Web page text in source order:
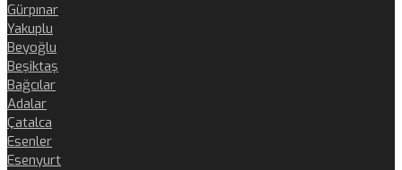
Gürpınar
Yakuplu
Beyoğlu
Beşiktaş
Bağcılar
Adalar
Çatalca
Esenler
Esenyurt